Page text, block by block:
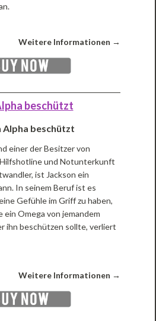
Weitere Informationen →
beschützt
einer der Besitzer von
und Notunterkunft
ist Jackson ein
In seinem Beruf ist es
Gefühle im Griff zu haben,
ein Omega von jemandem
ihn beschützen sollte, verliert
Weitere Informationen →